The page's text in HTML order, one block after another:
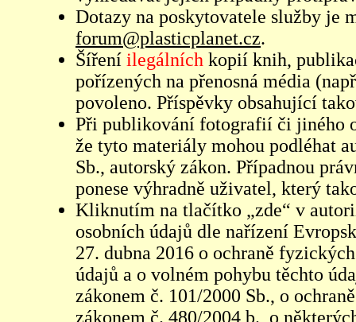
Dotazy na poskytovatele služby je
forum@plasticplanet.cz.
Šíření ilegálních kopií knih,
pořízených na přenosná média
povoleno. Příspěvky obsahující
Při publikování fotografií či jiného
že tyto materiály mohou podléhat
Sb., autorský zákon. Případnou
ponese výhradně uživatel, který
Kliknutím na tlačítko „zde“ v
osobních údajů dle nařízení
27. dubna 2016 o ochraně
údajů a o volném pohybu těchto
zákonem č. 101/2000 Sb., o
zákonem č. 480/2004 b., o